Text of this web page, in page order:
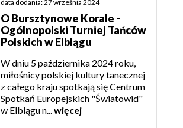
data dodania: 27 września 2024
O Bursztynowe Korale -
Ogólnopolski Turniej Tańców
Polskich w Elblągu
W dniu 5 października 2024 roku,
miłośnicy polskiej kultury tanecznej
z całego kraju spotkają się Centrum
Spotkań Europejskich "Światowid"
w Elblągu n...więcej